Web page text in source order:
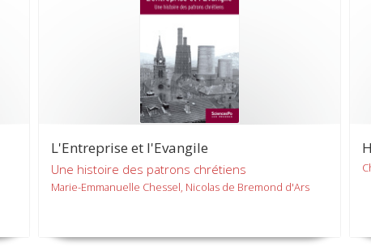
L'Entreprise et l'Evangile
Une histoire des patrons chrétiens
Marie-Emmanuelle Chessel, Nicolas de Bremond d'Ars